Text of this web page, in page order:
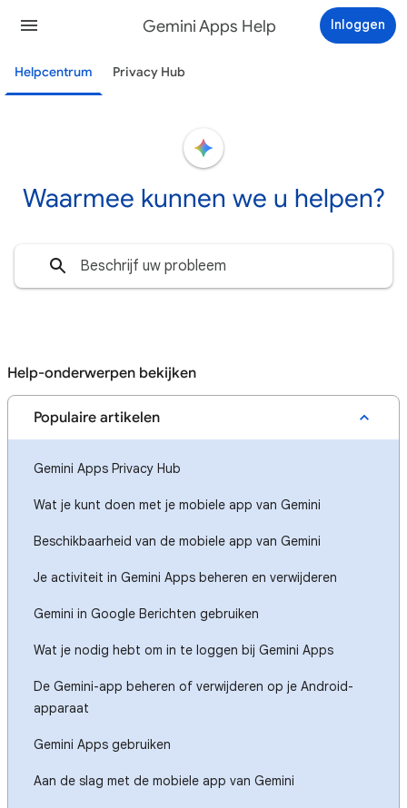
Gemini Apps Help Inloggen
Helpcentrum Privacy Hub
Waarmee kunnen we u helpen?
Help-onderwerpen bekijken
Populaire artikelen
Gemini Apps Privacy Hub
Wat je kunt doen met je mobiele app van Gemini
Beschikbaarheid van de mobiele app van Gemini
Je activiteit in Gemini Apps beheren en verwijderen
Gemini in Google Berichten gebruiken
Wat je nodig hebt om in te loggen bij Gemini Apps
De Gemini-app beheren of verwijderen op je Android-
apparaat
Gemini Apps gebruiken
Aan de slag met de mobiele app van Gemini